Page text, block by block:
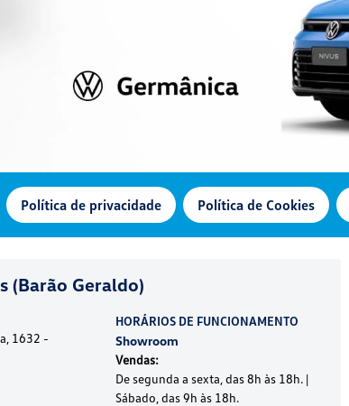
Política de privacidade Política de Cookies
(Barão Geraldo)
1632 -
HORÁRIOS DE FUNCIONAMENTO
Showroom
Vendas:
De segunda a sexta, das 8h às 18h. |
Sábado, das 9h às 18h.